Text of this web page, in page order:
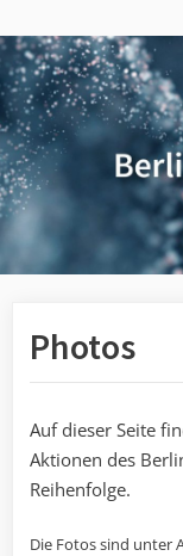
to
content
Photos
Auf dieser Seite
Aktionen des
Reihenfolge.
Die Fotos sind unter